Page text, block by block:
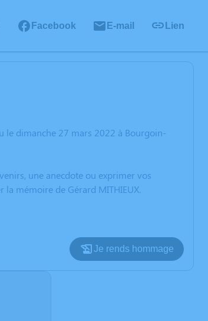
Facebook E-mail Lien
le dimanche 27 mars 2022 à Bourgoin-
une anecdote ou exprimer vos
mémoire de Gérard MITHIEUX.
Je rends hommage